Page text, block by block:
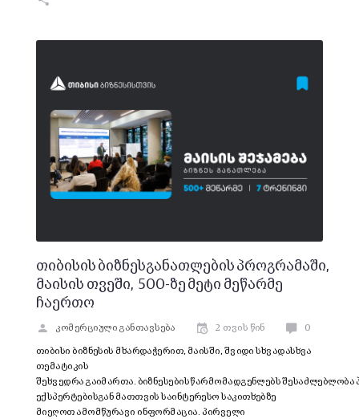
თიბისის ბიზნესგანათლების პროგრამაში,
მაისის თვეში, 500-ზე მეტი მეწარმე
ჩაერთო
კომერციული განთავსება 2 თვის წინ 0
თიბისი ბიზნესის მხარდაჭერით, მაისში, შვიდი სხვადასხვა
თემატიკის
შეხვედრა გაიმართა. ბიზნესების წარმომადგენლებს
ექსპერტებისგან მათთვის საინტერესო საკითხებზე
მიეღოთ ამომწურავი ინფორმაცია. პირველი